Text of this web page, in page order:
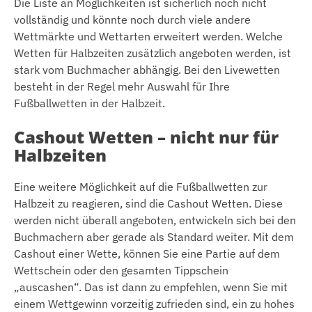
vollständig und könnte noch durch viele andere
Wettmärkte und Wettarten erweitert werden. Welche
Wetten für Halbzeiten zusätzlich angeboten werden, ist
stark vom Buchmacher abhängig. Bei den Livewetten
besteht in der Regel mehr Auswahl für Ihre
Fußballwetten in der Halbzeit.
Cashout Wetten – nicht nur für
Halbzeiten
Eine weitere Möglichkeit auf die Fußballwetten zur
Halbzeit zu reagieren, sind die Cashout Wetten. Diese
werden nicht überall angeboten, entwickeln sich bei den
Buchmachern aber gerade als Standard weiter. Mit dem
Cashout einer Wette, können Sie eine Partie auf dem
Wettschein oder den gesamten Tippschein
„auscashen“. Das ist dann zu empfehlen, wenn Sie mit
einem Wettgewinn vorzeitig zufrieden sind, ein zu hohes